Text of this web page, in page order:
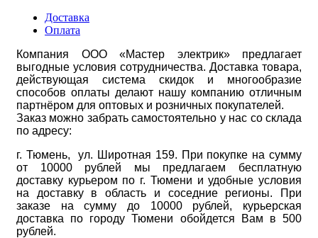
Доставка
Оплата
Компания ООО «Мастер электрик» предлагает
выгодные условия сотрудничества. Доставка товара,
действующая система скидок и многообразие
способов оплаты делают нашу компанию отличным
партнёром для оптовых и розничных покупателей.
Заказ можно забрать самостоятельно у нас со склада
по адресу:
г. Тюмень, ул. Широтная 159. При покупке на сумму
от 10000 рублей мы предлагаем бесплатную
доставку курьером по г. Тюмени и удобные условия
на доставку в область и соседние регионы. При
заказе на сумму до 10000 рублей, курьерская
доставка по городу Тюмени обойдется Вам в 500
рублей.